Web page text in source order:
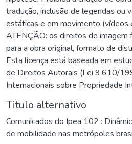
tradução, inclusão de legendas ou
estáticas e em movimento (vídeos
ATENÇÃO: os direitos de imagem
para a obra original, formato de
Esta licença está baseada em
de Direitos Autorais (Lei 9.610/
Internacionais sobre Propriedade
Titulo alternativo
Comunicados do Ipea 102 :
de mobilidade nas metrópoles